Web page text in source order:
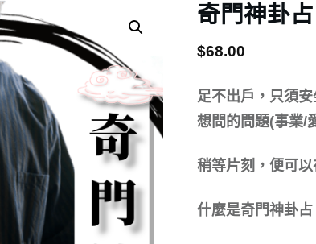
奇門神卦
$68.00
足不出戶，只須
想問的問題(事業/
稍等片刻，便可以
什麼是奇門神卦占